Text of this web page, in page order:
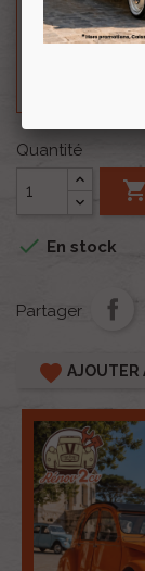
Besoin d'un
? N'hésitez
Quantité

 En stock
Partager
favorite AJOUTER